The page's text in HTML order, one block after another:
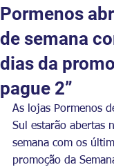
Pormenos
de semana
dias da
pague 2”
As lojas Pormenos
Sul estarão abertas
semana com os
promoção da